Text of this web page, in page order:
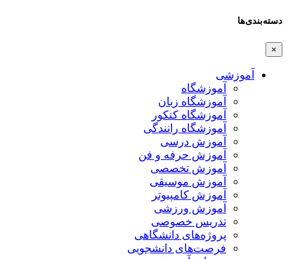
دسته‌بندی‌ها
×
آموزشی
آموزشگاه
آموزشگاه زبان
آموزشگاه کنکور
آموزشگاه رانندگی
آموزش درسی
آموزش حرفه و فن
آموزش تخصصی
آموزش موسیقی
آموزش کامپیوتر
آموزش ورزشی
تدریس خصوصی
پروژه‌های دانشگاهی
فرصت‌های دانشجویی